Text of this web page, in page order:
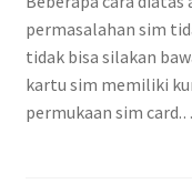
permasalahan sim
tidak bisa silakan
kartu sim memiliki
permukaan sim